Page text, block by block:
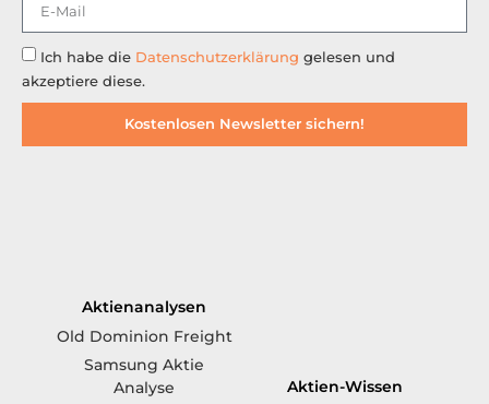
Ich habe die Datenschutzerklärung gelesen und
akzeptiere diese.
Kostenlosen Newsletter sichern!
Aktienanalysen
Old Dominion Freight
Samsung Aktie
Analyse
Aktien-Wissen